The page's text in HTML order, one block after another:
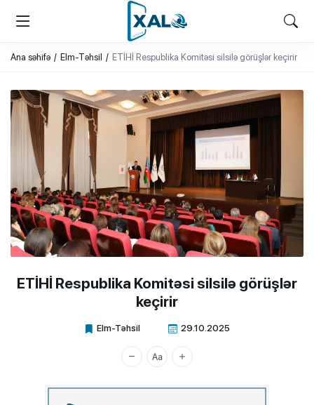
XALQ.ONLINE
ONLAYN PLATFORMA
Ana səhifə Elm-Təhsil ETİHİ Respublika Komitəsi silsilə görüşlər keçirir
ETİHİ Respublika Komitəsi silsilə görüşlər
keçirir
Elm-Təhsil 29.10.2025
Xalq.Online